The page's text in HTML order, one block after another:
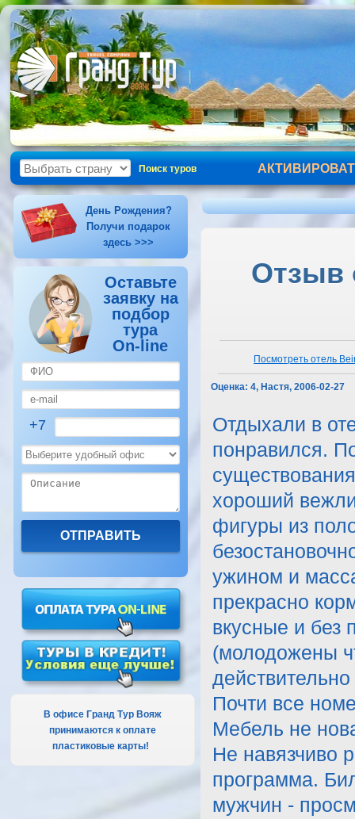
Поиск туров
День Рождения?
Получи подарок
здесь >>>
Оставьте
заявку на
подбор
тура
On-line
+7
В офисе Гранд Тур Вояж
принимаются к оплате
пластиковые карты!
Отзыв
Посмотреть отель
Оценка: 4, Настя, 2006-02-27
Отдыхали в
понравился.
хороший
фигуры из
ужином и
прекрасно
вкусные и без
(молодожены
Почти все
Мебель не
Не навязчиво
программа.
мужчин -